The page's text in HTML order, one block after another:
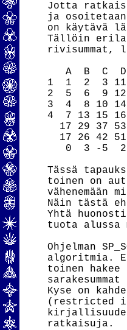
Jotta
ja
on käytävä
Tällöin
rivisummat,
   A  B  C  D
1  1  2  3
2  5  6  9
3  4  8 10
4  7 13 15
  17 29 37 53
  17 26 42 51
   0  3 -5  2
Tässä
toinen on
Näin tästä
Yhtä
tuota alussa
Ohjelman
algoritmia.
toinen
Kyse on
(restricted
ratkaisuja.